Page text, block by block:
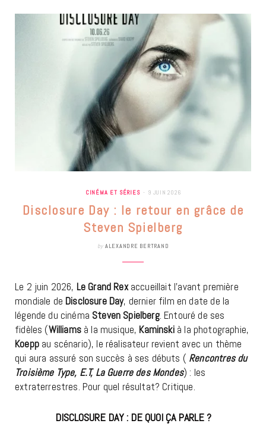
CINÉMA ET SÉRIES 9 JUIN 2026
Disclosure Day : le retour en grâce de
Steven Spielberg
by ALEXANDRE BERTRAND
Le 2 juin 2026, Le Grand Rexaccueillait l’avant première
mondiale de Disclosure Day, dernier film en date de la
légende du cinéma Steven Spielberg. Entouré de ses
fidèles (Williamsà la musique, Kaminskià la photographie,
Koeppau scénario), le réalisateur revient avec un thème
qui aura assuré son succès à ses débuts ( Rencontres du
Troisième Type, E.T, La Guerre des Mondes) : les
extraterrestres. Pour quel résultat? Critique.
DISCLOSURE DAY : DE QUOI ÇA PARLE ?